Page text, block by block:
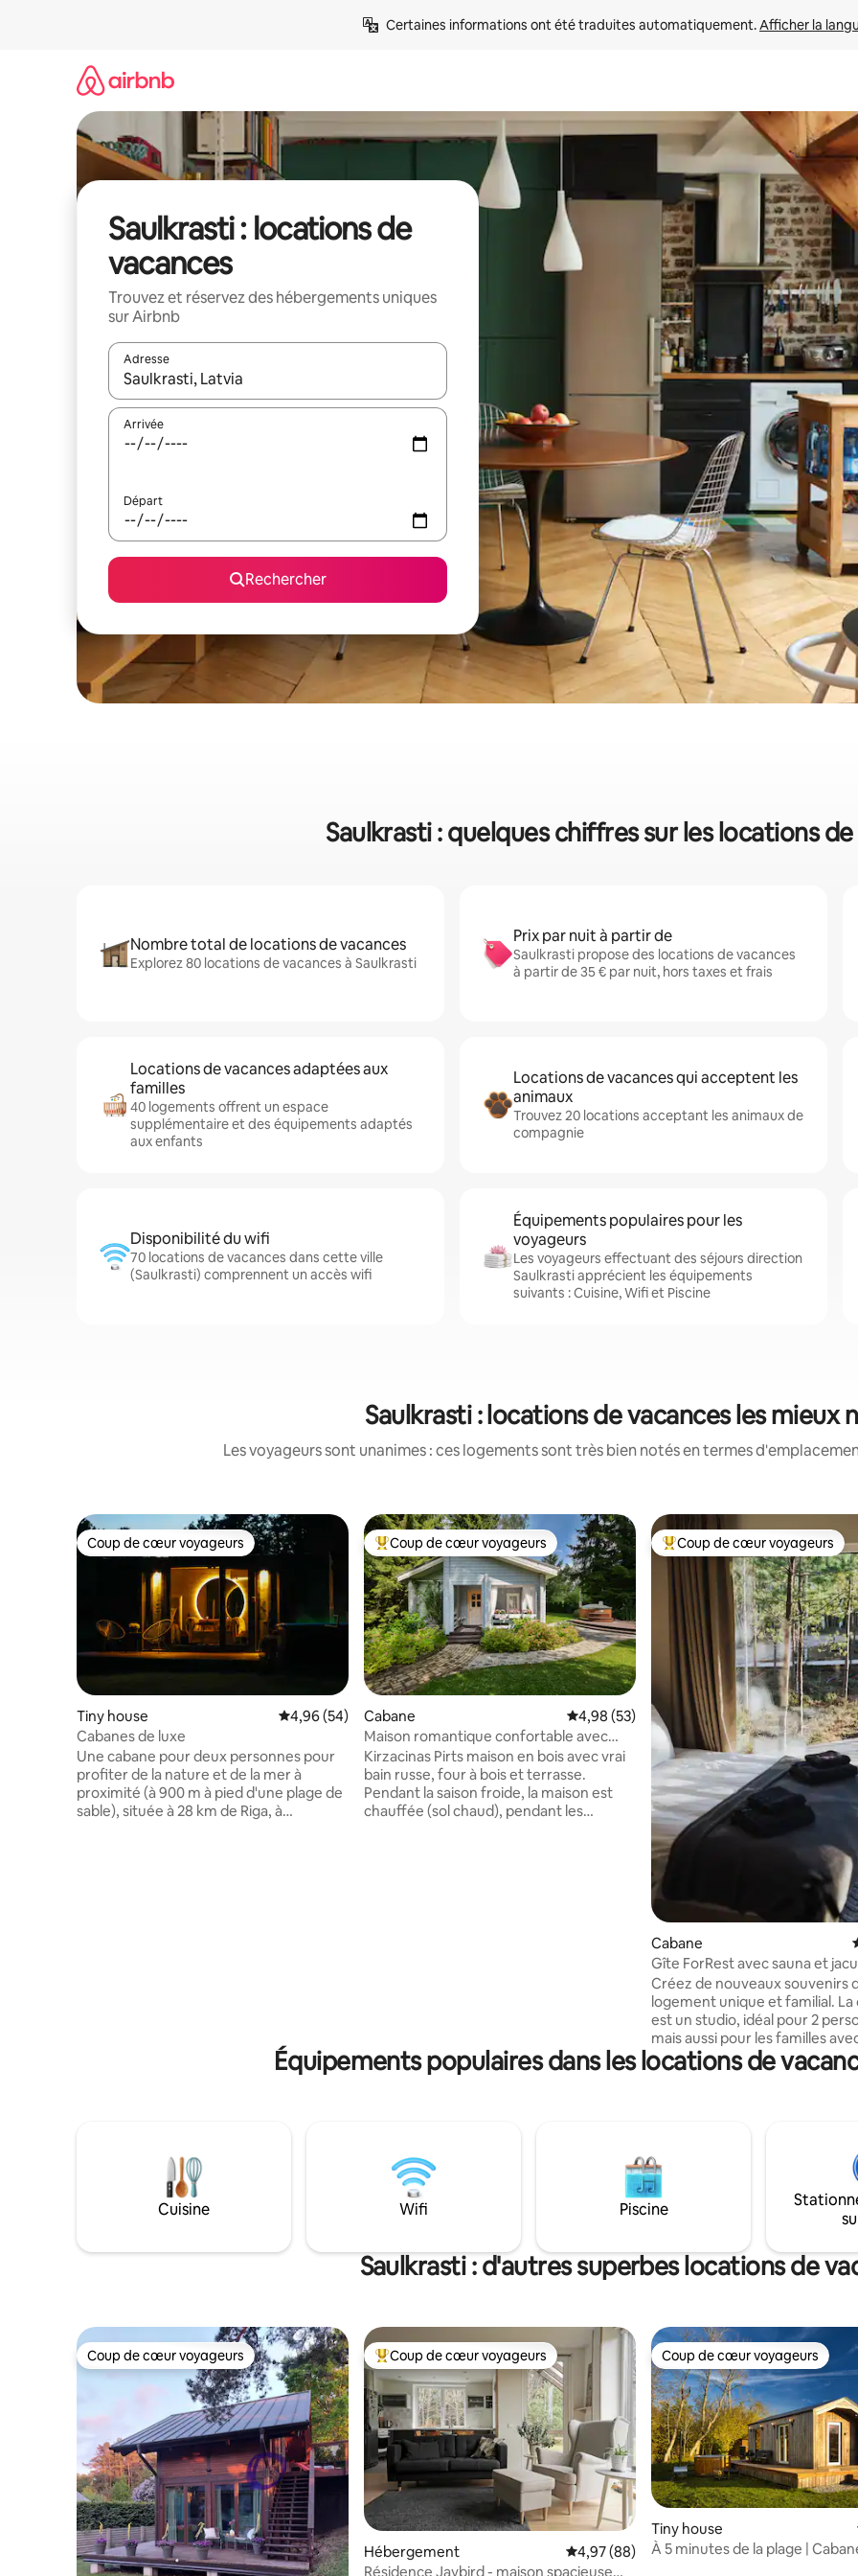
Certaines informations ont été traduites automatiquement. Afficher la
Saulkrasti : locations de
vacances
Trouvez et réservez des hébergements uniques
sur Airbnb
Adresse
Lorsque les résultats s'affichent, utilisez les flèches vers le haut et vers le bas pour les parcourir ou en appuyant et en
Arrivée
Départ
Rechercher
Saulkrasti : quelques chiffres sur les locations
Nombre total de locations de vacances
Explorez 80 locations de vacances à Saulkrasti
Prix par nuit à partir de
Saulkrasti propose des locations de vacances
à partir de 35 € par nuit, hors taxes et frais
Locations de vacances adaptées aux
familles
40 logements offrent un espace
supplémentaire et des équipements adaptés
aux enfants
Locations de vacances qui acceptent les
animaux
Trouvez 20 locations acceptant les animaux de
compagnie
Disponibilité du wifi
70 locations de vacances dans cette ville
(Saulkrasti) comprennent un accès wifi
Équipements populaires pour les
voyageurs
Les voyageurs effectuant des séjours direction
Saulkrasti apprécient les équipements
suivants : Cuisine, Wifi et Piscine
Saulkrasti : locations de vacances les mieux
Les voyageurs sont unanimes : ces logements sont très bien notés en termes
Coup de cœur voyageurs
Coup de cœur voyageurs
Tiny house Évaluation moyenne sur la base de 54 commentaires : 4,96 sur 5
4,96 (54)
Cabanes de luxe
Une cabane pour deux personnes pour
profiter de la nature et de la mer à
proximité (à 900 m à pied d'une plage de
sable), située à 28 km de Riga, à
Coups de cœur voyageurs les plus appréciés
Coup de cœur voyageurs
Cabane Évaluation moyenne sur la base de 53
4,98 (53)
Maison romantique confortable avec
baignoire près de la mer
Kirzacinas Pirts maison en bois avec vrai
bain russe, four à bois et terrasse.
Pendant la saison froide, la maison est
chauffée (sol chaud), pendant les
Coups de cœur voyageurs les
Coup de cœur voyageurs
Cabane
Gîte ForRest avec sauna et
Créez de nouveaux souvenirs
logement unique et familial. La
est un studio, idéal pour 2
mais aussi pour les familles
et la compagnie d'amis jusqu'à
personnes seront à l'aise de
sur la terrasse pour un
euros, également adapté aux
jacuzzi peut être commandé
température extérieure n'est
inférieure à +5 degrés, par
Équipements populaires dans les locations de
Cuisine Wifi Piscine
Saulkrasti : d'autres superbes locations de
Coup de cœur voyageurs
Coup de cœur voyageurs Coups de cœur voyageurs les plus appréciés
Coup de cœur voyageurs
Hébergement Évaluation moyenne sur la base de 88
4,97 (88)
Résidence Jaybird - maison spacieuse
Coup de cœur voyageurs
Coup de cœur voyageurs
Tiny house
À 5 minutes de la plage |